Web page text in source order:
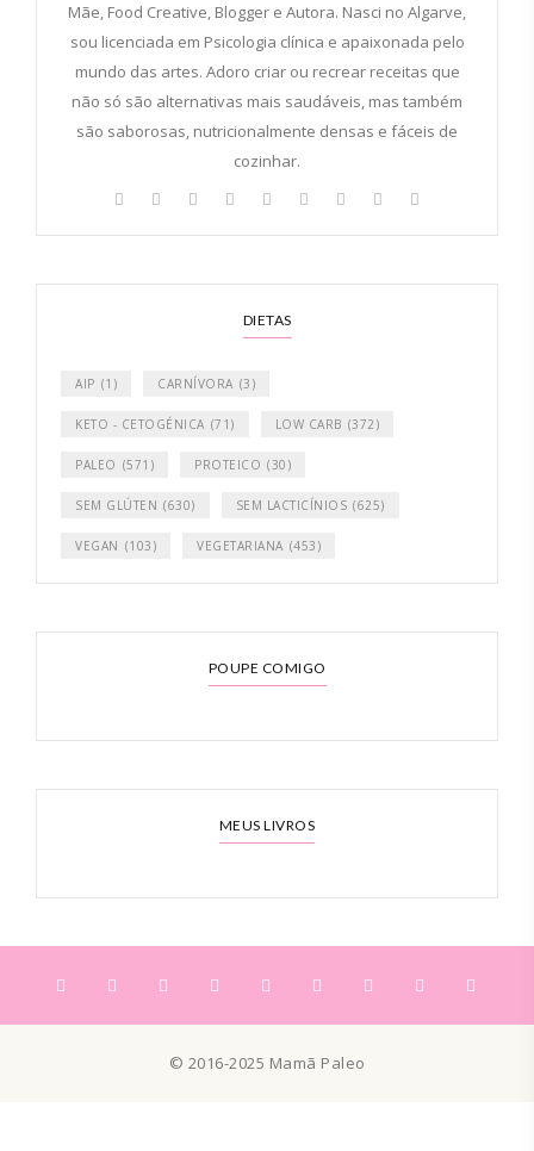
Mãe, Food Creative, Blogger e Autora. Nasci no Algarve,
sou licenciada em Psicologia clínica e apaixonada pelo
mundo das artes. Adoro criar ou recrear receitas que
não só são alternativas mais saudáveis, mas também
são saborosas, nutricionalmente densas e fáceis de
cozinhar.
DIETAS
AIP (1) CARNÍVORA (3)
KETO - CETOGÉNICA (71) LOW CARB (372)
PALEO (571) PROTEICO (30)
SEM GLÚTEN (630) SEM LACTICÍNIOS (625)
VEGAN (103) VEGETARIANA (453)
POUPE COMIGO
MEUS LIVROS
© 2016-2025 Mamã Paleo